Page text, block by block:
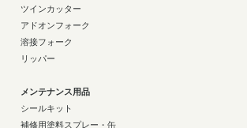
ツインカッター
アドオンフォーク
溶接フォーク
リッパー
メンテナンス用品
シールキット
補修用塗料スプレー・缶